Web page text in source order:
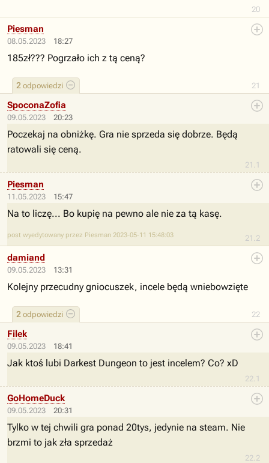
20
08.05.2023 18:27
21
2 odpowiedzi
Piesman
185zł??? Pogrzało ich z tą ceną?
09.05.2023 20:23
21.1
SpoconaZofia
Poczekaj na obniżkę. Gra nie sprzeda się dobrze. Będą
ratowali się ceną.
11.05.2023 15:47
21.2
Piesman
Na to liczę... Bo kupię na pewno ale nie za tą kasę.
post wyedytowany przez Piesman 2023-05-11 15:48:03
09.05.2023 13:31
22
2 odpowiedzi
damiand
Kolejny przecudny gniocuszek, incele będą wniebowzięte
09.05.2023 18:41
22.1
Filek
Jak ktoś lubi Darkest Dungeon to jest incelem? Co? xD
09.05.2023 20:31
22.2
GoHomeDuck
Tylko w tej chwili gra ponad 20tys, jedynie na steam. Nie
brzmi to jak zła sprzedaż